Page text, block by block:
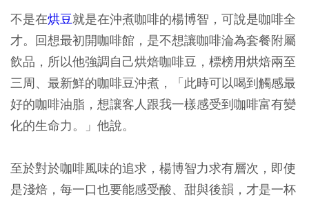
不是在烘豆就是在沖煮咖啡的楊博智，可說是咖啡全
才。回想最初開咖啡館，是不想讓咖啡淪為套餐附屬
飲品，所以他強調自己烘焙咖啡豆，標榜用烘焙兩至
三周、最新鮮的咖啡豆沖煮，「此時可以喝到觸感最
好的咖啡油脂，想讓客人跟我一樣感受到咖啡富有變
化的生命力。」他說。
至於對於咖啡風味的追求，楊博智力求有層次，即使
是淺焙，每一口也要能感受酸、甜與後韻，才是一杯